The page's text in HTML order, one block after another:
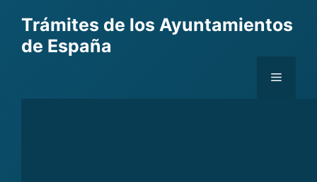
content
Trámites de los Ayuntamientos
de España
Menu